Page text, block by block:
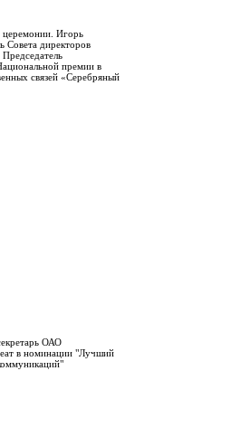
церемонии. Игорь
Совета директоров
премии в
связей «Серебряный
ОАО
в номинации "Лучший